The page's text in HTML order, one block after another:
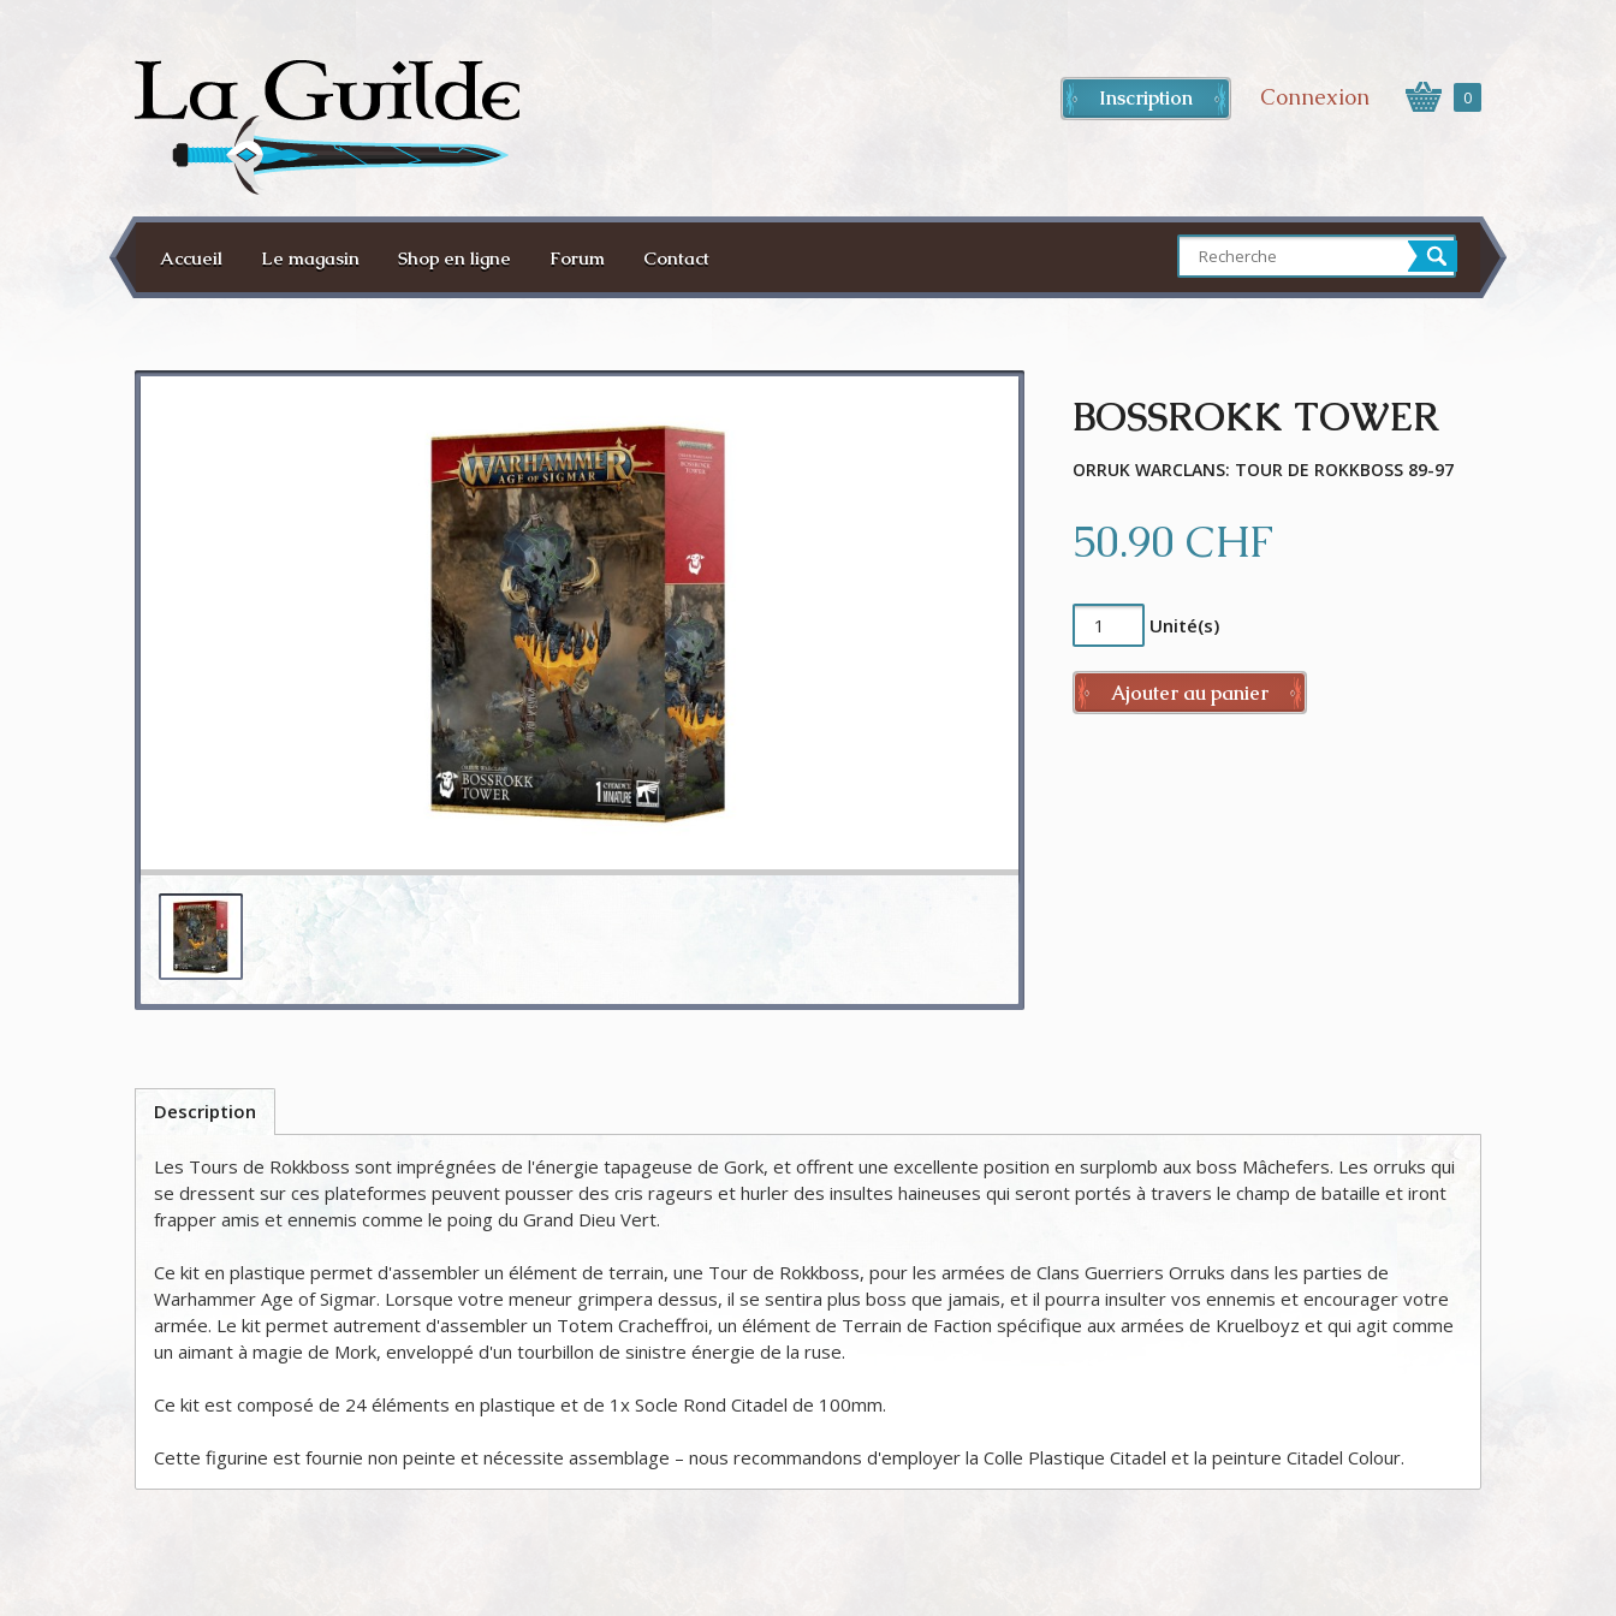
Inscription Connexion 0
Accueil Le magasin Shop en ligne Forum Contact
BOSSROKK TOWER
ORRUK WARCLANS: TOUR DE ROKKBOSS 89-97
50.90 CHF
Unité(s)
Ajouter au panier
Description
Les Tours de Rokkboss sont imprégnées de l'énergie tapageuse de Gork, et offrent une excellente position en surplomb aux boss Mâchefers. Les orruks qui
se dressent sur ces plateformes peuvent pousser des cris rageurs et hurler des insultes haineuses qui seront portés à travers le champ de bataille et iront
frapper amis et ennemis comme le poing du Grand Dieu Vert.
Ce kit en plastique permet d'assembler un élément de terrain, une Tour de Rokkboss, pour les armées de Clans Guerriers Orruks dans les parties de
Warhammer Age of Sigmar. Lorsque votre meneur grimpera dessus, il se sentira plus boss que jamais, et il pourra insulter vos ennemis et encourager votre
armée. Le kit permet autrement d'assembler un Totem Cracheffroi, un élément de Terrain de Faction spécifique aux armées de Kruelboyz et qui agit comme
un aimant à magie de Mork, enveloppé d'un tourbillon de sinistre énergie de la ruse.
Ce kit est composé de 24 éléments en plastique et de 1x Socle Rond Citadel de 100mm.
Cette figurine est fournie non peinte et nécessite assemblage – nous recommandons d'employer la Colle Plastique Citadel et la peinture Citadel Colour.